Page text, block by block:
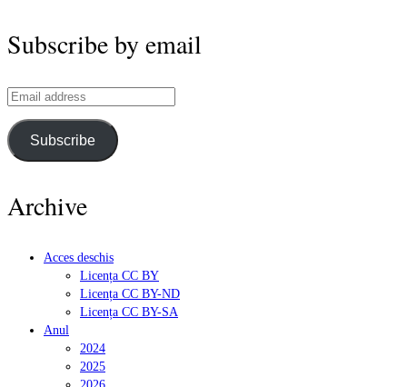
Subscribe by email
Email
Subscribe
Archive
Acces deschis
Licența CC BY
Licența CC BY-ND
Licența CC BY-SA
Anul
2024
2025